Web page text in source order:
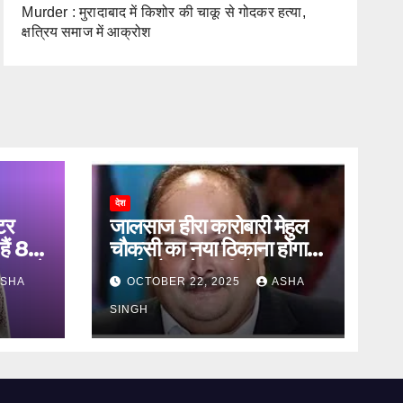
Murder : मुरादाबाद में किशोर की चाकू से गोदकर हत्या,
क्षत्रिय समाज में आक्रोश
हैं 83
ने
देश
जालसाज हीरा कारोबारी मेहुल
चौकसी का नया ठिकाना होगा
ऑर्थर रोड जेल की बैरक नंबर
12OCTOBER 22, 2025 ASHA
SINGH